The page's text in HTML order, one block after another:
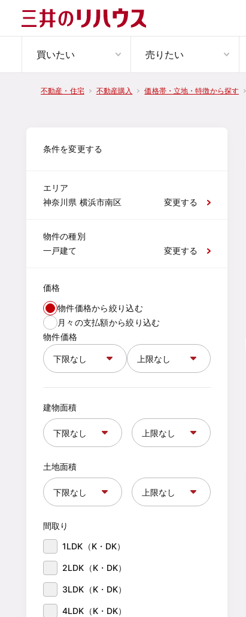
買いたい 売りたい
不動産・住宅 不動産購入 価格帯・立地・特徴から探す
条件を変更する
エリア
神奈川県 横浜市南区
変更する
物件の種別
一戸建て
変更する
価格
物件価格から絞り込む
月々の支払額から絞り込む
物件価格
建物面積
土地面積
間取り
1LDK（K・DK）
2LDK（K・DK）
3LDK（K・DK）
4LDK（K・DK）